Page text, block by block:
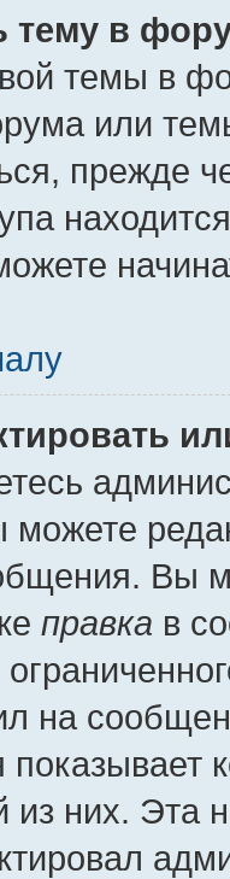
тему в
темы в
или
прежде
Вы
правка в
на
показывает
из них. Эта